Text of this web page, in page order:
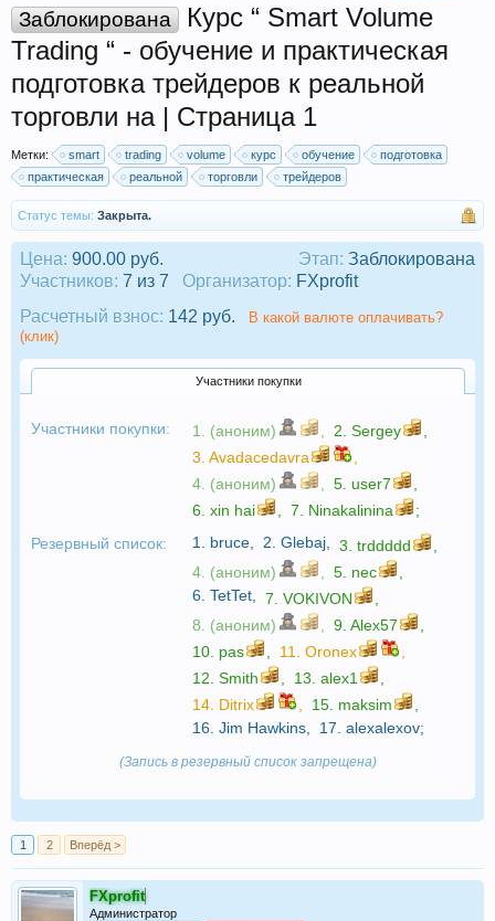
Заблокирована
Курс “ Smart Volume
Trading “ - обучение и практическая
подготовка трейдеров к реальной
торговли на | Страница 1
Метки: smart trading volume курс обучение
подготовка
практическая
реальной торговли трейдеров
Статус темы: Закрыта.
Этап: Заблокирована
Цена: 900.00 руб.
Участников: 7 из 7 Организатор: FXprofit
Расчетный взнос: 142 руб.
В какой валюте оплачивать?
(клик)
Участники покупки
Участники покупки: 1. (аноним) 2. Sergey
3. Avadacedavra
4. (аноним)
5. user7
6. xin hai 7. Ninakalinina
;
Резервный список:
1. bruce 2. Glebaj 3. trddddd
4. (аноним)
5. nec
6. TetTet 7. VOKIVON
8. (аноним)
9. Alex57
10. pas 11. Oronex
12. Smith 13. alex1
14. Ditrix 15. maksim
16. Jim Hawkins 17. alexalexov;
(Запись в резервный список запрещена)
1 2 Вперёд >
FXprofit
Администратор